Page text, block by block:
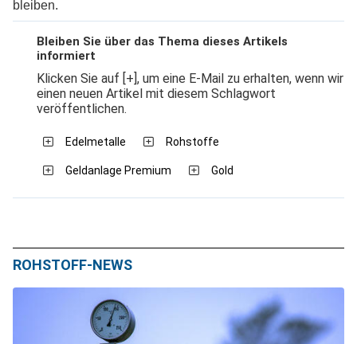
bleiben.
Bleiben Sie über das Thema dieses Artikels
informiert
Klicken Sie auf [+], um eine E-Mail zu erhalten, wenn wir
einen neuen Artikel mit diesem Schlagwort
veröffentlichen.
Edelmetalle Rohstoffe
Geldanlage Premium Gold
ROHSTOFF-NEWS